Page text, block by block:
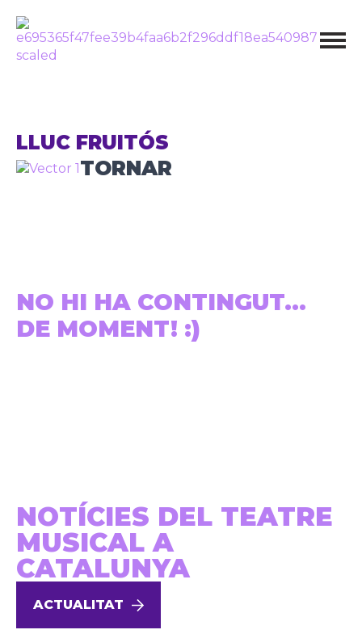
LLUC FRUITÓS
TORNAR
NO HI HA CONTINGUT...
DE MOMENT! :)
NOTÍCIES DEL TEATRE
MUSICAL A
CATALUNYA
ACTUALITAT